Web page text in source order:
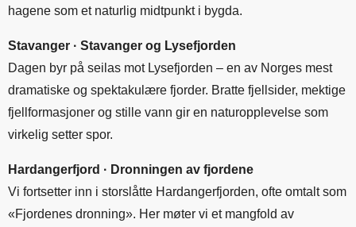
hagene som et naturlig midtpunkt i bygda.
Stavanger · Stavanger og Lysefjorden
Dagen byr på seilas mot Lysefjorden – en av Norges mest
dramatiske og spektakulære fjorder. Bratte fjellsider, mektige
fjellformasjoner og stille vann gir en naturopplevelse som
virkelig setter spor.
Hardangerfjord · Dronningen av fjordene
Vi fortsetter inn i storslåtte Hardangerfjorden, ofte omtalt som
«Fjordenes dronning». Her møter vi et mangfold av